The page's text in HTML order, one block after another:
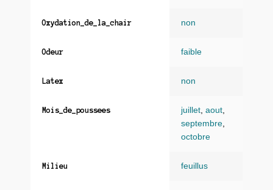
Oxydation_de_la_chair non
Odeur faible
Latex non
Mois_de_poussees juillet, aout,
septembre,
octobre
Milieu feuillus